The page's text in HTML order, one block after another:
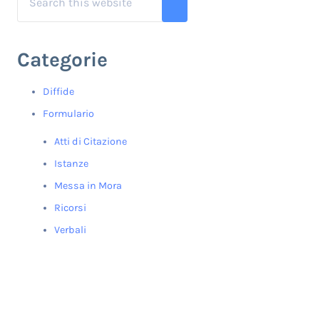
Categorie
Diffide
Formulario
Atti di Citazione
Istanze
Messa in Mora
Ricorsi
Verbali